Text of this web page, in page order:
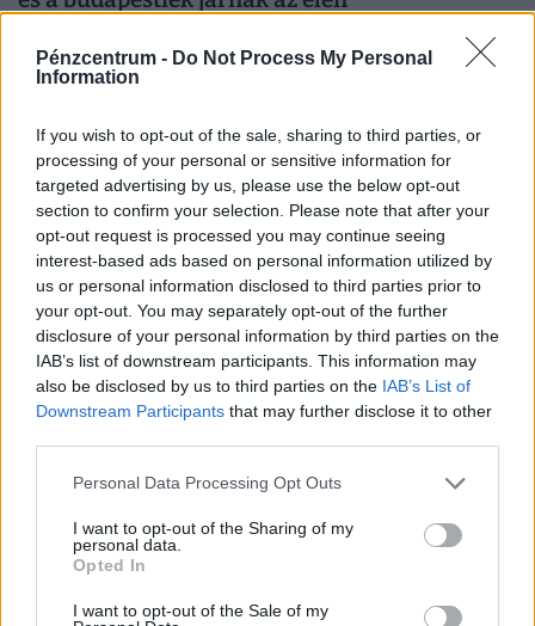
Pénzcentrum - Do Not Process My Personal
Information
If you wish to opt-out of the sale, sharing to third parties, or
processing of your personal or sensitive information for
targeted advertising by us, please use the below opt-out
section to confirm your selection. Please note that after your
opt-out request is processed you may continue seeing
interest-based ads based on personal information utilized by
us or personal information disclosed to third parties prior to
your opt-out. You may separately opt-out of the further
disclosure of your personal information by third parties on the
IAB’s list of downstream participants. This information may
also be disclosed by us to third parties on the IAB’s List of
Downstream Participants that may further disclose it to other
Personal Data Processing Opt Outs
I want to opt-out of the Sharing of my
personal data.
Opted In
I want to opt-out of the Sale of my
vírushelyzet, nem fél a megfertőződéstől.
PÉNZCENTRUM | 2021. március 11. 11:30
Így változik a vonatok, buszok menetrendje a
hosszú hétvégén
A pénztárak előtti sorban állás elkerülése érdekében a
menetjegyek elővételben, online és mobilon is
kényelmesen megválthatók.
PÉNZCENTRUM | 2021. március 9. 10:31
Velence is bekeményít: arra kérik a Korzó
vendéglátósait, ne nyissanak ki
El akarják kerülni a tömeget.
Rengeteg magyart érint ez a banki változás: az
utalások nagy része történik így